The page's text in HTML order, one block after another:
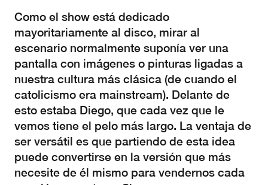
Como el show está dedicado
mayoritariamente al disco, mirar al
escenario normalmente suponía ver una
pantalla con imágenes o pinturas ligadas a
nuestra cultura más clásica (de cuando el
catolicismo era mainstream). Delante de
esto estaba Diego, que cada vez que le
vemos tiene el pelo más largo. La ventaja de
ser versátil es que partiendo de esta idea
puede convertirse en la versión que más
necesite de él mismo para vendernos cada